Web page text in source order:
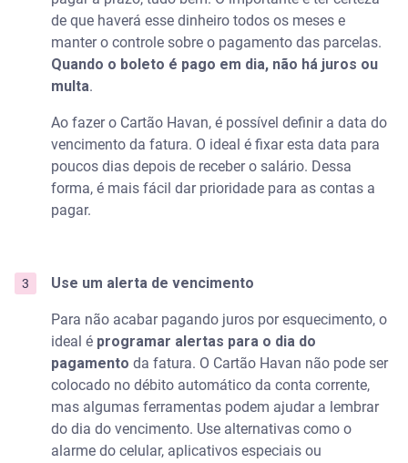
de que haverá esse dinheiro todos os meses e
manter o controle sobre o pagamento das parcelas.
Quando o boleto é pago em dia, não há juros ou
multa.
Ao fazer o Cartão Havan, é possível definir a data do
vencimento da fatura. O ideal é fixar esta data para
poucos dias depois de receber o salário. Dessa
forma, é mais fácil dar prioridade para as contas a
pagar.
Use um alerta de vencimento
Para não acabar pagando juros por esquecimento, o
ideal é programar alertas para o dia do
pagamento da fatura. O Cartão Havan não pode ser
colocado no débito automático da conta corrente,
mas algumas ferramentas podem ajudar a lembrar
do dia do vencimento. Use alternativas como o
alarme do celular, aplicativos especiais ou